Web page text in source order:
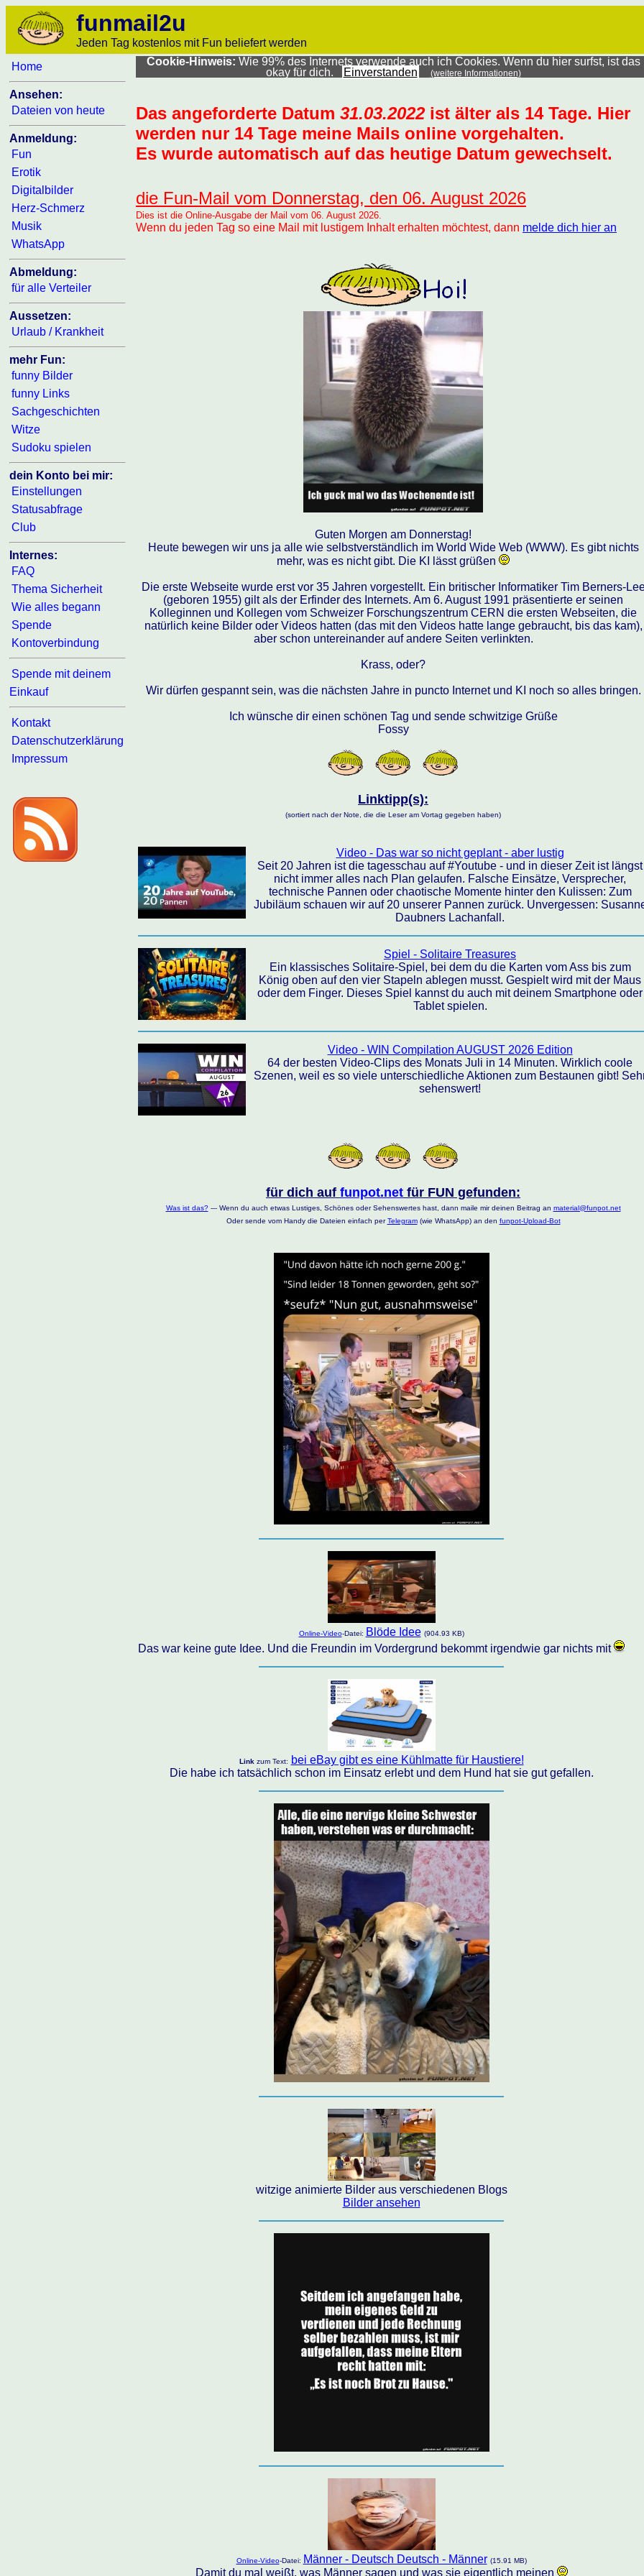
funmail2u
Jeden Tag kostenlos mit Fun beliefert werden
Home
Ansehen:
Dateien von heute
Anmeldung:
Fun
Erotik
Digitalbilder
Herz-Schmerz
Musik
WhatsApp
Abmeldung:
für alle Verteiler
Aussetzen:
Urlaub / Krankheit
mehr Fun:
funny Bilder
funny Links
Sachgeschichten
Witze
Sudoku spielen
dein Konto bei mir:
Einstellungen
Statusabfrage
Club
Internes:
FAQ
Thema Sicherheit
Wie alles begann
Spende
Kontoverbindung
Spende mit deinem
Einkauf
Kontakt
Datenschutzerklärung
Impressum
Cookie-Hinweis: Wie 99% des Internets verwende auch ich Cookies. Wenn du hier surfst, ist das
okay für dich.
Einverstanden (weitere Informationen)
Das angeforderte Datum 31.03.2022 ist älter als 14 Tage. Hier
werden nur 14 Tage meine Mails online vorgehalten.
Es wurde automatisch auf das heutige Datum gewechselt.
die Fun-Mail vom Donnerstag, den 06. August 2026
Dies ist die Online-Ausgabe der Mail vom 06. August 2026.
Wenn du jeden Tag so eine Mail mit lustigem Inhalt erhalten möchtest, dann melde dich hier an
Guten Morgen am Donnerstag!
Heute bewegen wir uns ja alle wie selbstverständlich im World Wide Web (WWW). Es gibt nichts
mehr, was es nicht gibt. Die KI lässt grüßen
Die erste Webseite wurde erst vor 35 Jahren vorgestellt. Ein britischer Informatiker Tim Berners-
(geboren 1955) gilt als der Erfinder des Internets. Am 6. August 1991 präsentierte er seinen
Kolleginnen und Kollegen vom Schweizer Forschungszentrum CERN die ersten Webseiten, die
natürlich keine Bilder oder Videos hatten (das mit den Videos hatte lange gebraucht, bis das kam),
aber schon untereinander auf andere Seiten verlinkten.
Krass, oder?
Wir dürfen gespannt sein, was die nächsten Jahre in puncto Internet und KI noch so alles bringen.
Ich wünsche dir einen schönen Tag und sende schwitzige Grüße
Fossy
Linktipp(s):
(sortiert nach der Note, die die Leser am Vortag gegeben haben)
Video - Das war so nicht geplant - aber lustig
Seit 20 Jahren ist die tagesschau auf #Youtube - und in dieser Zeit ist längst
nicht immer alles nach Plan gelaufen. Falsche Einsätze, Versprecher,
technische Pannen oder chaotische Momente hinter den Kulissen: Zum
Jubiläum schauen wir auf 20 unserer Pannen zurück. Unvergessen:
Daubners Lachanfall.
Spiel - Solitaire Treasures
Ein klassisches Solitaire-Spiel, bei dem du die Karten vom Ass bis zum
König oben auf den vier Stapeln ablegen musst. Gespielt wird mit der Maus
oder dem Finger. Dieses Spiel kannst du auch mit deinem Smartphone oder
Tablet spielen.
Video - WIN Compilation AUGUST 2026 Edition
64 der besten Video-Clips des Monats Juli in 14 Minuten. Wirklich coole
Szenen, weil es so viele unterschiedliche Aktionen zum Bestaunen gibt!
sehenswert!
für dich auf funpot.net für FUN gefunden:
Was ist das?--- Wenn du auch etwas Lustiges, Schönes oder Sehenswertes hast, dann maile mir deinen Beitrag an material@funpot.net
Oder sende vom Handy die Dateien einfach perTelegram(wie WhatsApp) an den funpot-Upload-Bot
Online-Video-Datei: Blöde Idee (904.93 KB)
Das war keine gute Idee. Und die Freundin im Vordergrund bekommt irgendwie gar nichts mit
Linkzum Text:
bei eBay gibt es eine Kühlmatte für Haustiere!
Die habe ich tatsächlich schon im Einsatz erlebt und dem Hund hat sie gut gefallen.
witzige animierte Bilder aus verschiedenen Blogs
Bilder ansehen
Online-Video-Datei: Männer - Deutsch Deutsch - Männer (15.91 MB)
Damit du mal weißt, was Männer sagen und was sie eigentlich meinen